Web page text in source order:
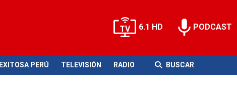
6.1 HD PODCAST
EXITOSA PERÚ TELEVISIÓN RADIO BUSCAR